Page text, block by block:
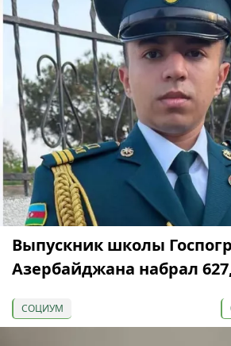
Выпускник школы
Азербайджана набрал
СОЦИУМ